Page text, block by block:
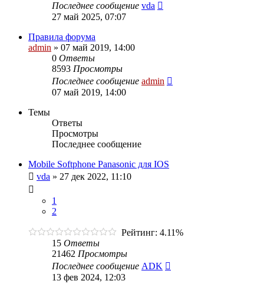
Последнее сообщение vda
27 май 2025, 07:07
Правила форума
admin » 07 май 2019, 14:00
0 Ответы
8593 Просмотры
Последнее сообщение admin
07 май 2019, 14:00
Темы
Ответы
Просмотры
Последнее сообщение
Mobile Softphone Panasonic для IOS
vda » 27 дек 2022, 11:10
1
2
Рейтинг: 4.11%
15 Ответы
21462 Просмотры
Последнее сообщение ADK
13 фев 2024, 12:03